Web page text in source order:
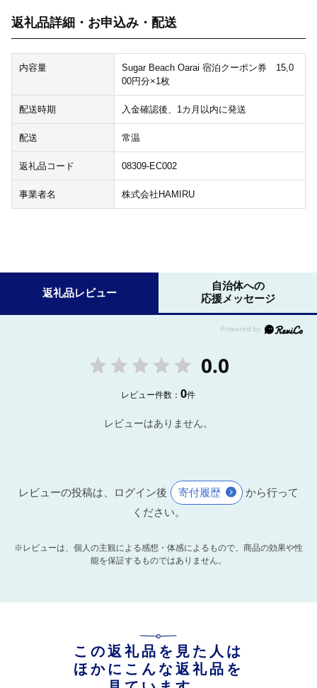
返礼品詳細・お申込み・配送
内容量
Sugar Beach Oarai 宿泊クーポン券 15,0
00円分×1枚
配送時期 入金確認後、1カ月以内に発送
配送 常温
返礼品コード 08309-EC002
事業者名 株式会社HAMIRU
返礼品レビュー
自治体への
応援メッセージ
0.0
レビュー件数：0件
レビューはありません。
レビューの投稿は、ログイン後 寄付履歴
から行って
ください。
※レビューは、個人の主観による感想・体感によるもので、商品の効果や性
能を保証するものではありません。
この返礼品を見た人は
ほかにこんな返礼品を